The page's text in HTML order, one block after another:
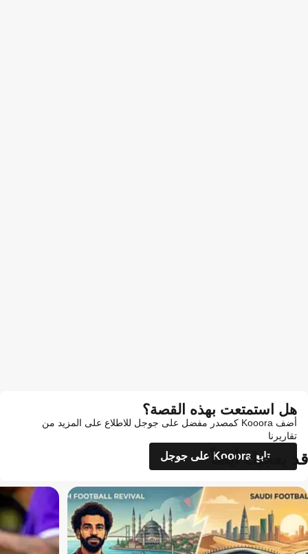
هل استمتعت بهذه القصة؟
أضف Kooora كمصدر مفضل على جوجل للاطلاع على المزيد من
تقاريرنا
تابع Kooora على جوجل
قد يعجبك أيضاً